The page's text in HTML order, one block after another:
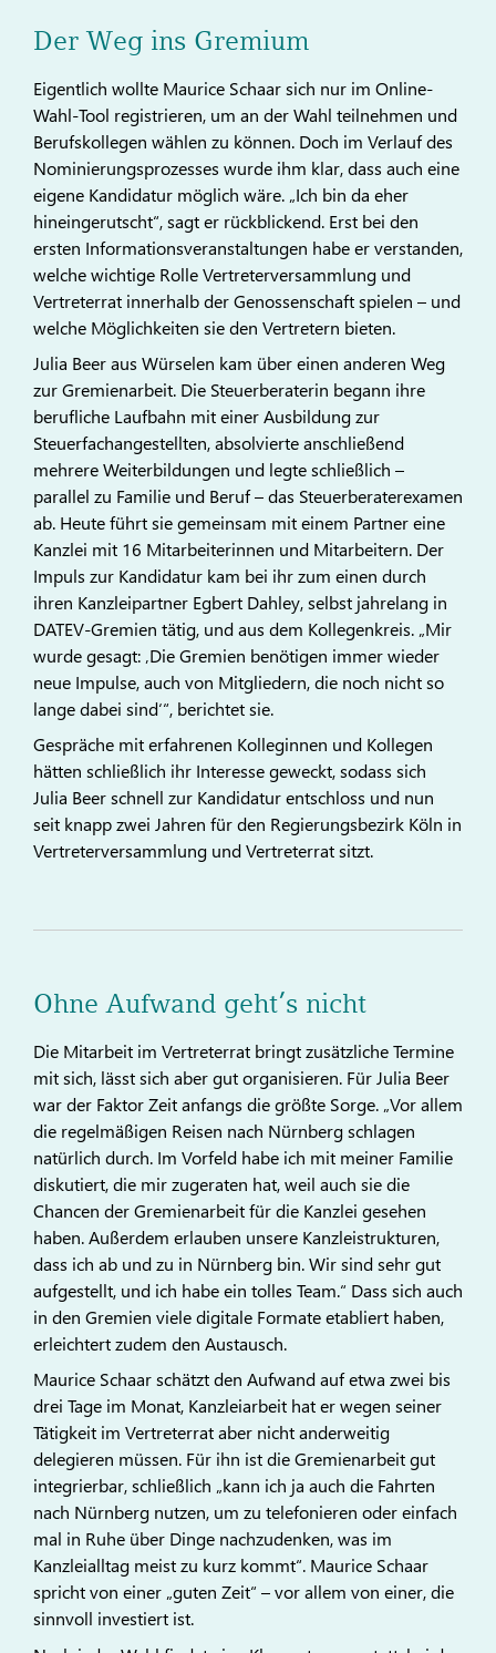
Der Weg ins Gremium
Eigentlich wollte Maurice Schaar sich nur im Online-
Wahl-Tool registrieren, um an der Wahl teilnehmen und
Berufskollegen wählen zu können. Doch im Verlauf des
Nominierungsprozesses wurde ihm klar, dass auch eine
eigene Kandidatur möglich wäre. „Ich bin da eher
hineingerutscht“, sagt er rückblickend. Erst bei den
ersten Informationsveranstaltungen habe er verstanden,
welche wichtige Rolle Vertreterversammlung und
Vertreterrat innerhalb der Genossenschaft spielen – und
welche Möglichkeiten sie den Vertretern bieten.
Julia Beer aus Würselen kam über einen anderen Weg
zur Gremienarbeit. Die Steuerberaterin begann ihre
berufliche Laufbahn mit einer Ausbildung zur
Steuerfachangestellten, absolvierte anschließend
mehrere Weiterbildungen und legte schließlich –
parallel zu Familie und Beruf – das Steuerberaterexamen
ab. Heute führt sie gemeinsam mit einem Partner eine
Kanzlei mit 16 Mitarbeiterinnen und Mitarbeitern. Der
Impuls zur Kandidatur kam bei ihr zum einen durch
ihren Kanzleipartner Egbert Dahley, selbst jahrelang in
DATEV-Gremien tätig, und aus dem Kollegenkreis. „Mir
wurde gesagt: ‚Die Gremien benötigen immer wieder
neue Impulse, auch von Mitgliedern, die noch nicht so
lange dabei sind‘“, berichtet sie.
Gespräche mit erfahrenen Kolleginnen und Kollegen
hätten schließlich ihr Interesse geweckt, sodass sich
Julia Beer schnell zur Kandidatur entschloss und nun
seit knapp zwei Jahren für den Regierungsbezirk Köln in
Vertreterversammlung und Vertreterrat sitzt.
Ohne Aufwand geht’s nicht
Die Mitarbeit im Vertreterrat bringt zusätzliche Termine
mit sich, lässt sich aber gut organisieren. Für Julia Beer
war der Faktor Zeit anfangs die größte Sorge. „Vor allem
die regelmäßigen Reisen nach Nürnberg schlagen
natürlich durch. Im Vorfeld habe ich mit meiner Familie
diskutiert, die mir zugeraten hat, weil auch sie die
Chancen der Gremienarbeit für die Kanzlei gesehen
haben. Außerdem erlauben unsere Kanzleistrukturen,
dass ich ab und zu in Nürnberg bin. Wir sind sehr gut
aufgestellt, und ich habe ein tolles Team.“ Dass sich auch
in den Gremien viele digitale Formate etabliert haben,
erleichtert zudem den Austausch.
Maurice Schaar schätzt den Aufwand auf etwa zwei bis
drei Tage im Monat, Kanzleiarbeit hat er wegen seiner
Tätigkeit im Vertreterrat aber nicht anderweitig
delegieren müssen. Für ihn ist die Gremienarbeit gut
integrierbar, schließlich „kann ich ja auch die Fahrten
nach Nürnberg nutzen, um zu telefonieren oder einfach
mal in Ruhe über Dinge nachzudenken, was im
Kanzleialltag meist zu kurz kommt“. Maurice Schaar
spricht von einer „guten Zeit“ – vor allem von einer, die
sinnvoll investiert ist.